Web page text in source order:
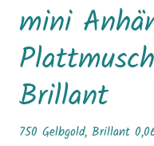
mini
Brillant
750 Gelbgold, Brillant